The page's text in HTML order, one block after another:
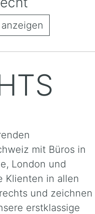
mit Büros in
London und
Klienten in allen
und zeichnen
erstklassige